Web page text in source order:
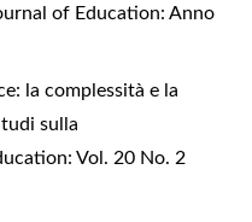
of Education: Anno
la complessità e la
sulla
Vol. 20 No. 2